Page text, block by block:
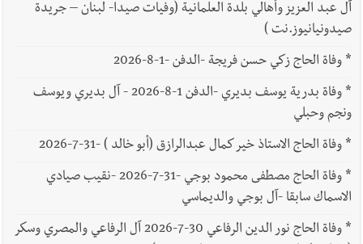
آل عبد العزيز وأهالي بلدة العلمانية (وفيات صيدا- لبنان – جريدة
صيدونيانيوز.نت )
*وفاة الحاج زكي حسن فريجة -الدفن -1-8-2026
*
وفاة بدرية يوسف بديري -الدفن 1-8-2026 - آل بديري ويوسف
ونجم وحبلي
*وفاة الحاج الاستاذ خير كمال عبدالرازق (أبو خالد ) -31-7-2026
*
وفاة الحاج مصطفى محمود بوجي -31-7-2026 -نقيب صيادي
الاسماك سابقا -آل بوجي والديماسي
*
وفاة الحاج نور الدين الرفاعي 30-7-2026 آل الرفاعي والمصري وسكر